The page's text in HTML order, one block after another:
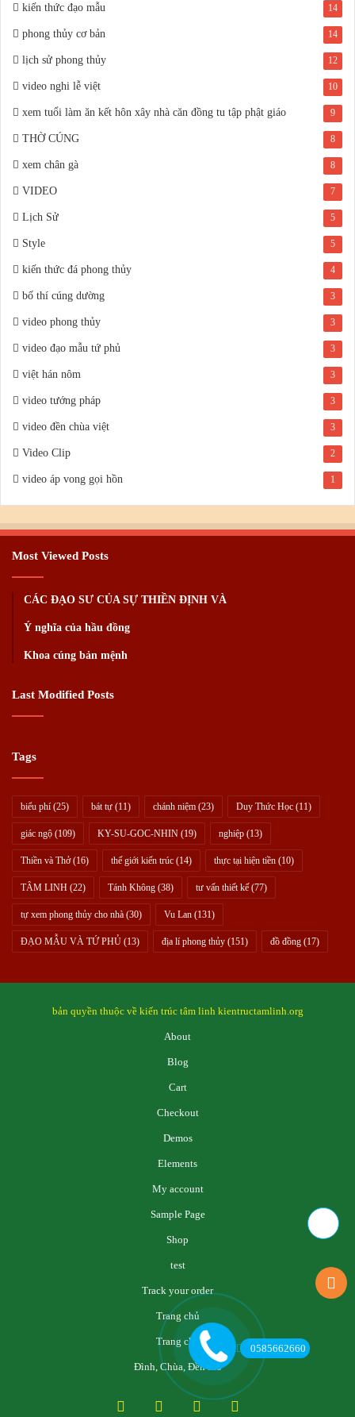
kiến thức đạo mẫu 14
phong thủy cơ bản 14
lịch sử phong thủy 12
video nghi lễ việt 10
xem tuổi làm ăn kết hôn xây nhà căn đồng tu tập phật giáo 9
THỜ CÚNG 8
xem chân gà 8
VIDEO 7
Lịch Sử 5
Style 5
kiến thức đá phong thủy 4
bố thí cúng dường 3
video phong thủy 3
video đạo mẫu tứ phủ 3
việt hán nôm 3
video tướng pháp 3
video đền chùa việt 3
Video Clip 2
video áp vong gọi hồn 1
Most Viewed Posts
CÁC ĐẠO SƯ CỦA SỰ THIỀN ĐỊNH VÀ
Ý nghĩa của hầu đồng
Khoa cúng bản mệnh
Last Modified Posts
Tags
biểu phí (25) bát tự (11) chánh niệm (23) Duy Thức Học (11)
giác ngộ (109) KY-SU-GOC-NHIN (19) nghiệp (13)
Thiền và Thở(16) thế giới kiến trúc (14) thực tại hiện tiền (10)
TÂM LINH (22) Tánh Không (38) tư vấn thiết kế(77)
tự xem phong thủy cho nhà (30) Vu Lan (131)
ĐẠO MẪU VÀ TỨ PHỦ (13) địa lí phong thủy (151) đồ đồng (17)
bản quyền thuộc về kiến trúc tâm linh kientructamlinh.org
About
Blog
Cart
Checkout
Demos
Elements
My account
Sample Page
Shop
test
Track your order
Trang chủ
Trang chủ
Đình, Chùa, Đền thờ
FacebookTwitter YouTube
0585662660